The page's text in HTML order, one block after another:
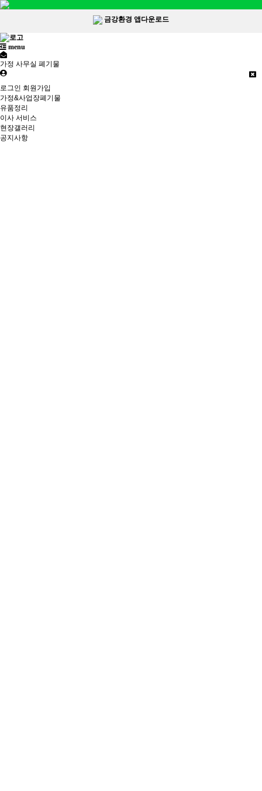
금강환경 앱다운로드
menu
가정 사무실 폐기물
로그인 회원가입
가정&사업장폐기물
유품정리
이사 서비스
현장갤러리
공지사항